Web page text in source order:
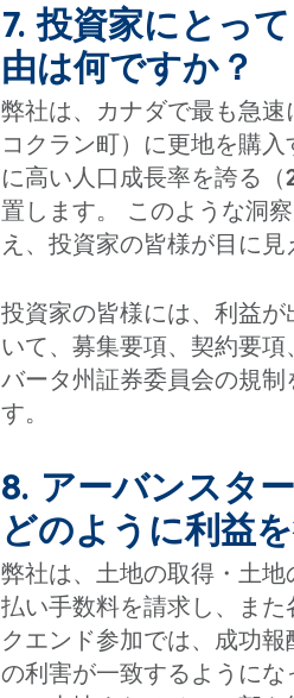
7. 投資家にとっ
由は何ですか？
弊社は、カナダで最も急
コクラン町）に更地を購
に高い人口成長率を誇る
置します。 このような洞
え、投資家の皆様が目に見
投資家の皆様には、利益
いて、募集要項、契約要
バータ州証券委員会の規
す。
8. アーバンスタ
どのように利益
弊社は、土地の取得・土
払い手数料を請求し、ま
クエンド参加では、成功
の利害が一致するように